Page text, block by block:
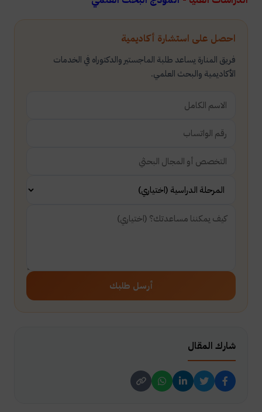
احصل على استشارة أكاديمية
فريق المنارة يساعد طلبة الماجستير والدكتوراه في الخدمات
الأكاديمية والبحث العلمي.
أرسل طلبك
شارك المقال